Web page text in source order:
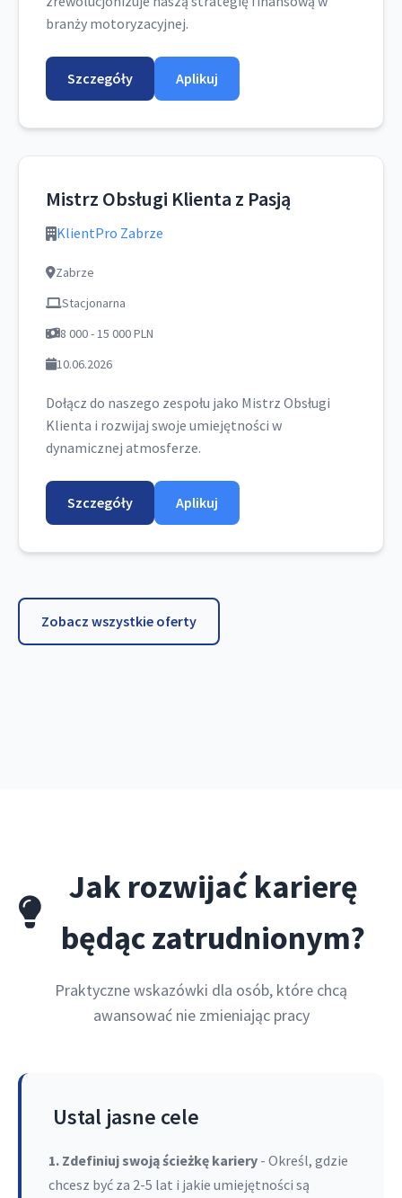
branży motoryzacyjnej.
Szczegóły Aplikuj
Mistrz Obsługi Klienta z Pasją
KlientPro Zabrze
Zabrze
Stacjonarna
8 000 - 15 000 PLN
10.06.2026
Dołącz do naszego zespołu jako Mistrz Obsługi
Klienta i rozwijaj swoje umiejętności w
dynamicznej atmosferze.
Szczegóły Aplikuj
Zobacz wszystkie oferty
Jak rozwijać karierę
będąc zatrudnionym?
Praktyczne wskazówki dla osób, które chcą
awansować nie zmieniając pracy
Ustal jasne cele
1. Zdefiniuj swoją ścieżkę kariery - Określ, gdzie
chcesz być za 2-5 lat i jakie umiejętności są